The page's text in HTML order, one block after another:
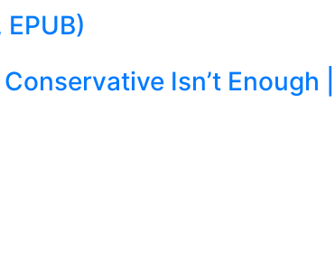
Isn’t Enough |